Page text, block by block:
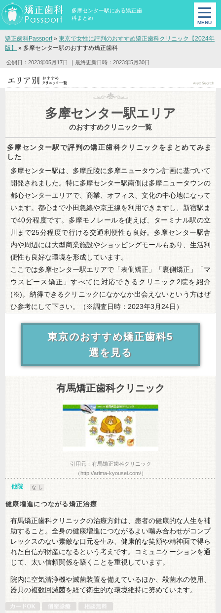
多摩センター駅にある矯正歯
科まとめ
矯正歯科Passport» 東京で女性に評判のおすすめ矯正歯科クリニック【2024年
版】
» 多摩センター駅のおすすめ矯正歯科
公開日：2023年05月17日 ｜最終更新日時：2023年5月30日
多摩センター駅エリア
のおすすめクリニック一覧
多摩センター駅で評判の矯正歯科クリニックをまとめてみま
した
多摩センター駅は、多摩丘陵に多摩ニュータウン計画に基づいて
開発されました。特に多摩センター駅南側は多摩ニュータウンの
都心センターエリアで、商業、オフィス、文化の中心地になって
います。都心まで小田急線や京王線を利用できますし、新宿駅ま
で40分程度です。多摩モノレールを使えば、ターミナル駅の立
川まで25分程度で行ける交通利便性も良好。多摩センター駅舎
内や周辺には大型商業施設やショッピングモールもあり、生活利
便性も良好な環境を形成しています。
ここでは多摩センター駅エリアで「表側矯正」「裏側矯正」「マ
ウスピース矯正」すべてに対応できるクリニック2院を紹介
(※)。納得できるクリニックになかなか出会えないという方はぜ
ひ参考にして下さい。（※調査日時：2023年3月24日）
東京のおすすめ矯正歯科5
選を見る
有馬矯正歯科クリニック
引用元：有馬矯正歯科クリニック
（http://arima-kyousei.com/）
他院 な し
健康増進につながる矯正治療
有馬矯正歯科クリニックの治療方針は、患者の健康的な人生を補
助すること。全身の健康増進につながるよい噛み合わせがコンプ
レックスのない素敵な口元を生み、健康的な笑顔や精神面で得ら
れた自信が財産になるという考えです。コミュニケーションを通
じて、太い信頼関係を築くことを重視しています。
院内に空気清浄機や滅菌装置を備えているほか、殺菌水の使用、
器具の複数回滅菌を経て衛生的な環境維持に努めています。